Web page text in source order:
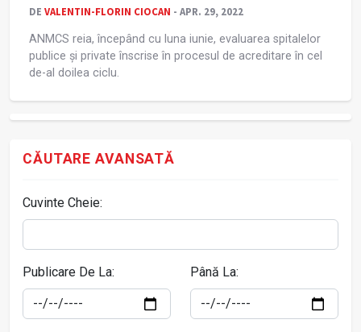
DE VALENTIN-FLORIN CIOCAN - APR. 29, 2022
ANMCS reia, începând cu luna iunie, evaluarea spitalelor
publice și private înscrise în procesul de acreditare în cel
de-al doilea ciclu.
CĂUTARE AVANSATĂ
Cuvinte Cheie:
Publicare De La: Până La: